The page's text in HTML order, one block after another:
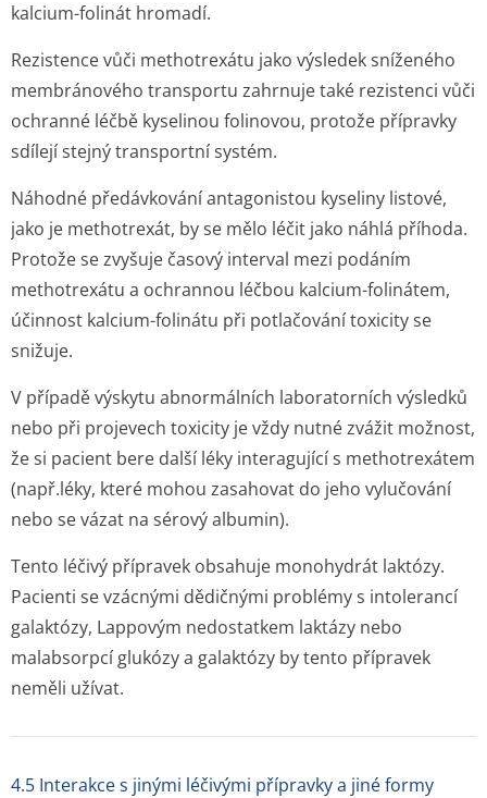
kalcium-folinát hromadí.
Rezistence vůči methotrexátu jako výsledek sníženého
membránového transportu zahrnuje také rezistenci vůči
ochranné léčbě kyselinou folinovou, protože přípravky
sdílejí stejný transportní systém.
Náhodné předávkování antagonistou kyseliny listové,
jako je methotrexát, by se mělo léčit jako náhlá příhoda.
Protože se zvyšuje časový interval mezi podáním
methotrexátu a ochrannou léčbou kalcium-folinátem,
účinnost kalcium-folinátu při potlačování toxicity se
snižuje.
V případě výskytu abnormálních laboratorních výsledků
nebo při projevech toxicity je vždy nutné zvážit možnost,
že si pacient bere další léky interagující s methotrexátem
(např.léky, které mohou zasahovat do jeho vylučování
nebo se vázat na sérový albumin).
Tento léčivý přípravek obsahuje monohydrát laktózy.
Pacienti se vzácnými dědičnými problémy s intolerancí
galaktózy, Lappovým nedostatkem laktázy nebo
malabsorpcí glukózy a galaktózy by tento přípravek
neměli užívat.
4.5 Interakce s jinými léčivými přípravky a jiné formy